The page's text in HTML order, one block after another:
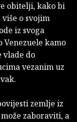
obitelji, kako bi
o svojim
iz svoga
Venezuele kamo
vlade do
vezanim uz
zemlje iz
zaboraviti, a